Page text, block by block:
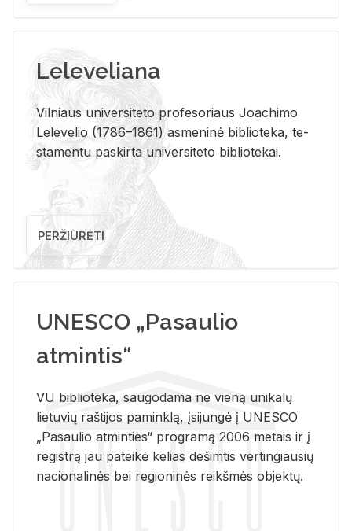
Leleveliana
Vil­niaus uni­ver­si­te­to pro­fe­so­riaus Jo­a­chi­mo
Le­le­ve­lio (1786–1861) as­me­ni­nė bi­b­lio­te­ka, te­
sta­men­tu pa­skir­ta uni­ver­si­te­to bi­b­lio­te­kai.
PERŽIŪRĖTI
UNESCO „Pasaulio
atmintis“
VU biblioteka, saugodama ne vieną unikalų
lietuvių raštijos paminklą, įsijungė į UNESCO
„Pasaulio atminties“ programą 2006 metais ir į
registrą jau pateikė kelias dešimtis vertingiausių
nacionalinės bei regioninės reikšmės objektų.